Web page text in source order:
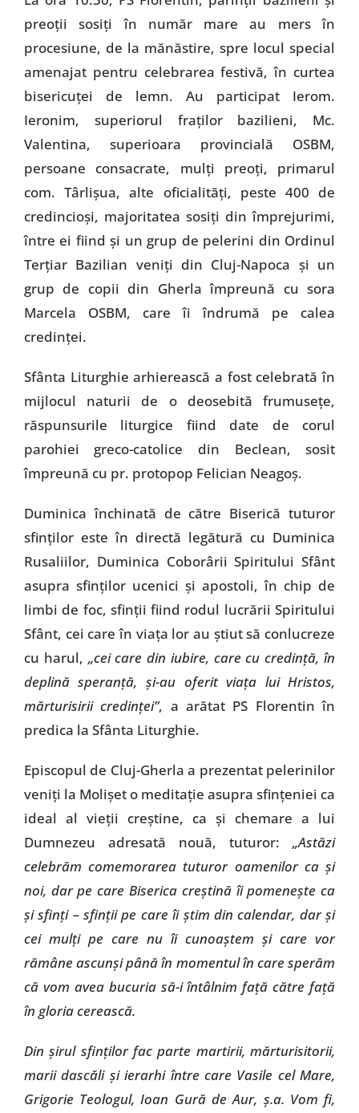
preoţii sosiţi în număr mare au mers în
procesiune, de la mănăstire, spre locul special
amenajat pentru celebrarea festivă, în curtea
bisericuţei de lemn. Au participat Ierom.
Ieronim, superiorul fraţilor bazilieni, Mc.
Valentina, superioara provincială OSBM,
persoane consacrate, mulţi preoţi, primarul
com. Târlişua, alte oficialităţi, peste 400 de
credincioşi, majoritatea sosiţi din împrejurimi,
între ei fiind şi un grup de pelerini din Ordinul
Terţiar Bazilian veniţi din Cluj-Napoca şi un
grup de copii din Gherla împreună cu sora
Marcela OSBM, care îi îndrumă pe calea
credinţei.
Sfânta Liturghie arhierească a fost celebrată în
mijlocul naturii de o deosebită frumuseţe,
răspunsurile liturgice fiind date de corul
parohiei greco-catolice din Beclean, sosit
împreună cu pr. protopop Felician Neagoş.
Duminica închinată de către Biserică tuturor
sfinţilor este în directă legătură cu Duminica
Rusaliilor, Duminica Coborârii Spiritului Sfânt
asupra sfinţilor ucenici şi apostoli, în chip de
limbi de foc, sfinţii fiind rodul lucrării Spiritului
Sfânt, cei care în viaţa lor au ştiut să conlucreze
cu harul, „cei care din iubire, care cu credinţă, în
deplină speranţă, şi-au oferit viaţa lui Hristos,
mărturisirii credinţei”, a arătat PS Florentin în
predica la Sfânta Liturghie.
Episcopul de Cluj-Gherla a prezentat pelerinilor
veniţi la Molişet o meditaţie asupra sfinţeniei ca
ideal al vieţii creştine, ca şi chemare a lui
Dumnezeu adresată nouă, tuturor:„Astăzi
celebrăm comemorarea tuturor oamenilor ca şi
noi, dar pe care Biserica creştină îi pomeneşte ca
şi sfinţi – sfinţii pe care îi ştim din calendar, dar şi
cei mulţi pe care nu îi cunoaştem şi care vor
rămâne ascunşi până în momentul în care sperăm
că vom avea bucuria să-i întâlnim faţă către faţă
în gloria cerească.
Din şirul sfinţilor fac parte martirii, mărturisitorii,
marii dascăli şi ierarhi între care Vasile cel Mare,
Grigorie Teologul, Ioan Gură de Aur, ş.a. Vom fi,